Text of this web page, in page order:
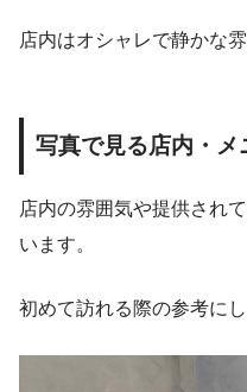
店内はオシャレで静かな
写真で見る店内・メ
店内の雰囲気や提供され
います。
初めて訪れる際の参考に